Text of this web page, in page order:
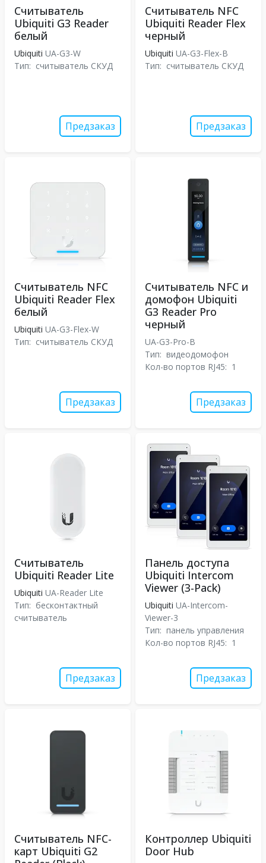
Считыватель
Ubiquiti G3 Reader
белый
Ubiquiti UA-G3-W
Тип: считыватель СКУД
Предзаказ
Считыватель NFC
Ubiquiti Reader Flex
черный
Ubiquiti UA-G3-Flex-B
Тип: считыватель СКУД
Предзаказ
Считыватель NFC
Ubiquiti Reader Flex
белый
Ubiquiti UA-G3-Flex-W
Тип: считыватель СКУД
Предзаказ
Считыватель NFC и
домофон Ubiquiti
G3 Reader Pro
черный
UA-G3-Pro-B
Тип: видеодомофон
Кол-во портов RJ45: 1
Предзаказ
Считыватель
Ubiquiti Reader Lite
Ubiquiti UA-Reader Lite
Тип: бесконтактный
считыватель
Предзаказ
Панель доступа
Ubiquiti Intercom
Viewer (3-Pack)
Ubiquiti UA-Intercom-
Viewer-3
Тип: панель управления
Кол-во портов RJ45: 1
Предзаказ
Считыватель NFC-
карт Ubiquiti G2
Контроллер Ubiquiti
Door Hub